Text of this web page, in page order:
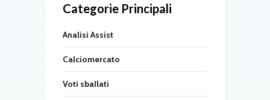
Categorie Principali
Analisi Assist
Calciomercato
Voti sballati